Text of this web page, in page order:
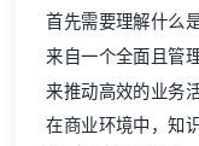
首先需要理解什么
来自一个全面且管
来推动高效的业务
在商业环境中，知